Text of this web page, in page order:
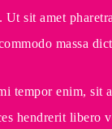
Ut sit amet
massa
tempor enim, sit
hendrerit libero